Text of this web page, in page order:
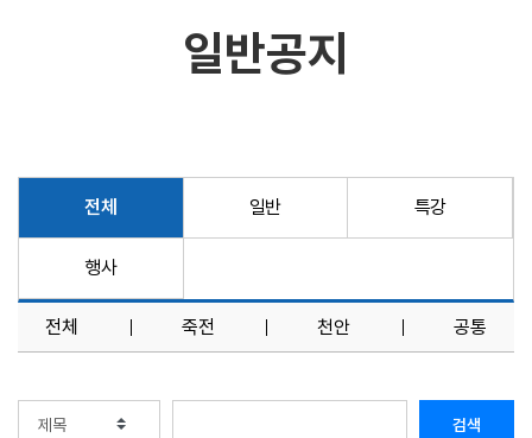
일반공지
전체 일반 특강
행사
전체 죽전 천안 공통
검색